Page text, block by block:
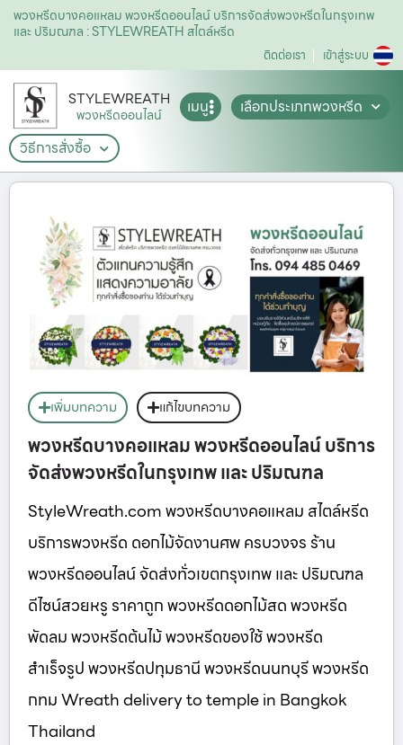
พวงหรีดบางคอแหลม พวงหรีดออนไลน์ บริการจัดส่งพวงหรีดในกรุงเทพ
และ ปริมณฑล : STYLEWREATH สไตล์หรีด
ติดต่อเรา เข้าสู่ระบบ
STYLEWREATH
พวงหรีดออนไลน์ เมนู
เลือกประเภทพวงหรีด
วิธีการสั่งซื้อ
เพิ่มบทความ แก้ไขบทความ
พวงหรีดบางคอแหลม พวงหรีดออนไลน์ บริการ
จัดส่งพวงหรีดในกรุงเทพ และ ปริมณฑล
StyleWreath.com พวงหรีดบางคอแหลม สไตล์หรีด
บริการพวงหรีด ดอกไม้จัดงานศพ ครบวงจร ร้าน
พวงหรีดออนไลน์ จัดส่งทั่วเขตกรุงเทพ และ ปริมณฑล
ดีไซน์สวยหรู ราคาถูก พวงหรีดดอกไม้สด พวงหรีด
พัดลม พวงหรีดต้นไม้ พวงหรีดของใช้ พวงหรีด
สำเร็จรูป พวงหรีดปทุมธานี พวงหรีดนนทบุรี พวงหรีด
กทม Wreath delivery to temple in Bangkok
Thailand